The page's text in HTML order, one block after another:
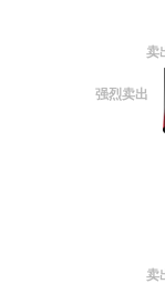
卖
卖
强烈卖出